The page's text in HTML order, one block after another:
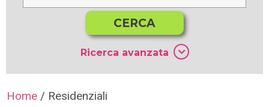
Ricerca avanzata
Home / Residenziali